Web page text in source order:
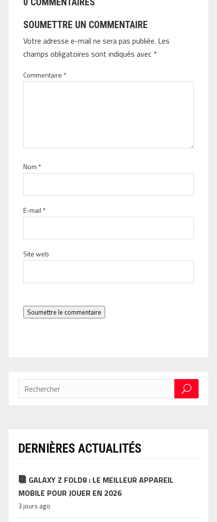
SOUMETTRE UN COMMENTAIRE
Votre adresse e-mail ne sera pas publiée. Les
champs obligatoires sont indiqués avec *
Commentaire *
Nom *
E-mail *
Site web
Soumettre le commentaire
DERNIÈRES ACTUALITÉS
GALAXY Z FOLD8 : LE MEILLEUR APPAREIL
MOBILE POUR JOUER EN 2026
3 jours ago